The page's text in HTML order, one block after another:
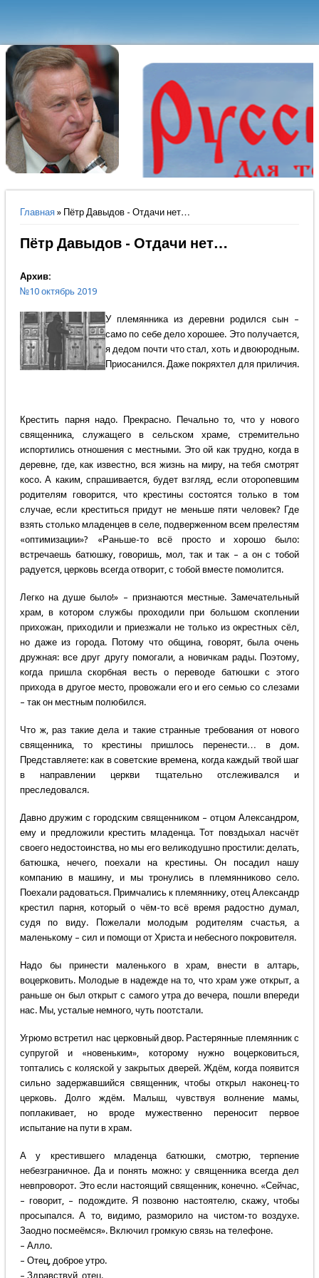
Вы здесь
Главная» Пётр Давыдов - Отдачи нет…
Пётр Давыдов - Отдачи нет…
Архив:
№10 октябрь 2019
У племянника из деревни родился сын –
само по себе дело хорошее. Это получается,
я дедом почти что стал, хоть и двоюродным.
Приосанился. Даже покряхтел для приличия.
Крестить парня надо. Прекрасно. Печально то, что у нового
священника, служащего в сельском храме, стремительно
испортились отношения с местными. Это ой как трудно, когда в
деревне, где, как известно, вся жизнь на миру, на тебя смотрят
косо. А каким, спрашивается, будет взгляд, если оторопевшим
родителям говорится, что крестины состоятся только в том
случае, если креститься придут не меньше пяти человек? Где
взять столько младенцев в селе, подверженном всем прелестям
«оптимизации»? «Раньше-то всё просто и хорошо было:
встречаешь батюшку, говоришь, мол, так и так – а он с тобой
радуется, церковь всегда отворит, с тобой вместе помолится.
Легко на душе было!» – признаются местные. Замечательный
храм, в котором службы проходили при большом скоплении
прихожан, приходили и приезжали не только из окрестных сёл,
но даже из города. Потому что община, говорят, была очень
дружная: все друг другу помогали, а новичкам рады. Поэтому,
когда пришла скорбная весть о переводе батюшки с этого
прихода в другое место, провожали его и его семью со слезами
– так он местным полюбился.
Что ж, раз такие дела и такие странные требования от нового
священника, то крестины пришлось перенести… в дом.
Представляете: как в советские времена, когда каждый твой шаг
в направлении церкви тщательно отслеживался и
преследовался.
Давно дружим с городским священником – отцом Александром,
ему и предложили крестить младенца. Тот повздыхал насчёт
своего недостоинства, но мы его великодушно простили: делать,
батюшка, нечего, поехали на крестины. Он посадил нашу
компанию в машину, и мы тронулись в племянниково село.
Поехали радоваться. Примчались к племяннику, отец Александр
крестил парня, который о чём-то всё время радостно думал,
судя по виду. Пожелали молодым родителям счастья, а
маленькому – сил и помощи от Христа и небесного покровителя.
Надо бы принести маленького в храм, внести в алтарь,
воцерковить. Молодые в надежде на то, что храм уже открыт, а
раньше он был открыт с самого утра до вечера, пошли впереди
нас. Мы, усталые немного, чуть поотстали.
Угрюмо встретил нас церковный двор. Растерянные племянник с
супругой и «новеньким», которому нужно воцерковиться,
топтались с коляской у закрытых дверей. Ждём, когда появится
сильно задержавшийся священник, чтобы открыл наконец-то
церковь. Долго ждём. Малыш, чувствуя волнение мамы,
поплакивает, но вроде мужественно переносит первое
испытание на пути в храм.
А у крестившего младенца батюшки, смотрю, терпение
небезграничное. Да и понять можно: у священника всегда дел
невпроворот. Это если настоящий священник, конечно. «Сейчас,
– говорит, – подождите. Я позвоню настоятелю, скажу, чтобы
просыпался. А то, видимо, разморило на чистом-то воздухе.
Заодно посмеёмся». Включил громкую связь на телефоне.
– Алло.
– Отец, доброе утро.
– Здравствуй, отец.